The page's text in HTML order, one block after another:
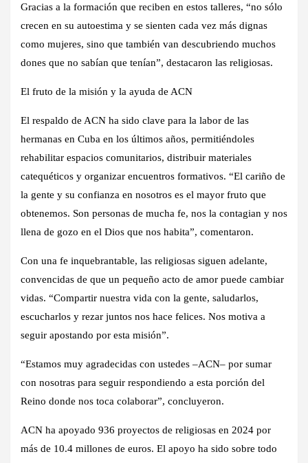
Gracias a la formación que reciben en estos talleres, “no sólo
crecen en su autoestima y se sienten cada vez más dignas
como mujeres, sino que también van descubriendo muchos
dones que no sabían que tenían”, destacaron las religiosas.
El fruto de la misión y la ayuda de ACN
El respaldo de ACN ha sido clave para la labor de las
hermanas en Cuba en los últimos años, permitiéndoles
rehabilitar espacios comunitarios, distribuir materiales
catequéticos y organizar encuentros formativos. “El cariño de
la gente y su confianza en nosotros es el mayor fruto que
obtenemos. Son personas de mucha fe, nos la contagian y nos
llena de gozo en el Dios que nos habita”, comentaron.
Con una fe inquebrantable, las religiosas siguen adelante,
convencidas de que un pequeño acto de amor puede cambiar
vidas. “Compartir nuestra vida con la gente, saludarlos,
escucharlos y rezar juntos nos hace felices. Nos motiva a
seguir apostando por esta misión”.
“Estamos muy agradecidas con ustedes –ACN– por sumar
con nosotras para seguir respondiendo a esta porción del
Reino donde nos toca colaborar”, concluyeron.
ACN ha apoyado 936 proyectos de religiosas en 2024 por
más de 10.4 millones de euros. El apoyo ha sido sobre todo